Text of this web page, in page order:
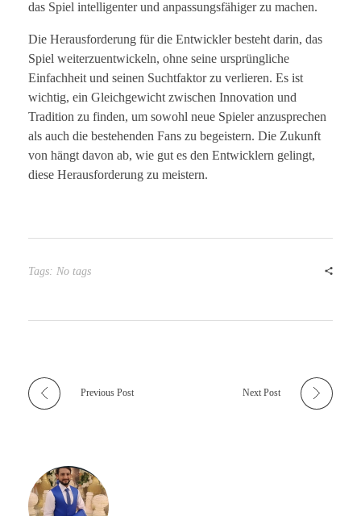
das Spiel intelligenter und anpassungsfähiger zu machen.
Die Herausforderung für die Entwickler besteht darin, das
Spiel weiterzuentwickeln, ohne seine ursprüngliche
Einfachheit und seinen Suchtfaktor zu verlieren. Es ist
wichtig, ein Gleichgewicht zwischen Innovation und
Tradition zu finden, um sowohl neue Spieler anzusprechen
als auch die bestehenden Fans zu begeistern. Die Zukunft
von hängt davon ab, wie gut es den Entwicklern gelingt,
diese Herausforderung zu meistern.
Tags: No tags
Previous Post Next Post